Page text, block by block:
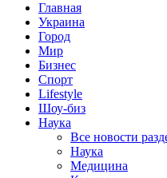
Главная
Украина
Город
Мир
Бизнес
Спорт
Lifestyle
Шоу-биз
Наука
Все новости
Наука
Медицина